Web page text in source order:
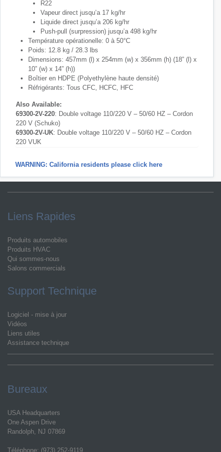
R22
Vapeur direct jusqu’a 17 kg/hr
Liquide direct jusqu’a 206 kg/hr
Push-pull (surpression) jusqu’a 498 kg/hr
Température opérationelle: 0 à 50°C
Poids: 12.8 kg / 28.3 lbs
Dimensions: 457mm (l) x 254mm (w) x 356mm (h) (18” (l) x
10” (w) x 14” (h))
Boîtier en HDPE (Polyethylène haute densité)
Réfrigérants: Tous CFC, HCFC, HFC
Also Available:
69300-2V-220: Double voltage 110/220 V – 50/60 HZ – Cordon
220 V (Schuko)
69300-2V-UK: Double voltage 110/220 V – 50/60 HZ – Cordon
220 VUK
WARNING: California residents please click here
Liens Rapides
Produits automobiles
Produits HVAC
Qui sommes-nous
Salons commercials
Support Technique
Logiciel - mise à jour
Vidéos
Liens utiles
Assistance technique
Bureaux
USA Headquarters
One Aspen Drive
Randolph, NJ 07869
Téléphone: (973) 252-9119